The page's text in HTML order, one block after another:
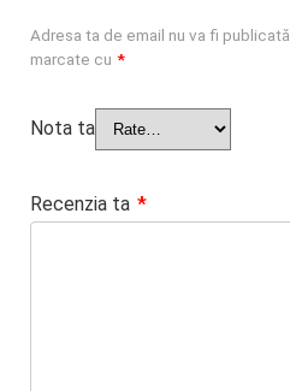
Adresa ta de email nu va fi publicată.
marcate cu *
Nota ta
Recenzia ta *